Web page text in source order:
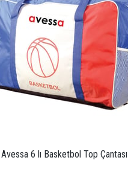
Avessa 6 lı Basketbol Top Çantası